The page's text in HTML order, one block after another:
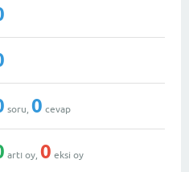
soru, 0 cevap
artı oy, 0 eksi oy